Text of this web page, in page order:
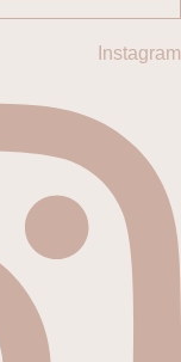
Instagram